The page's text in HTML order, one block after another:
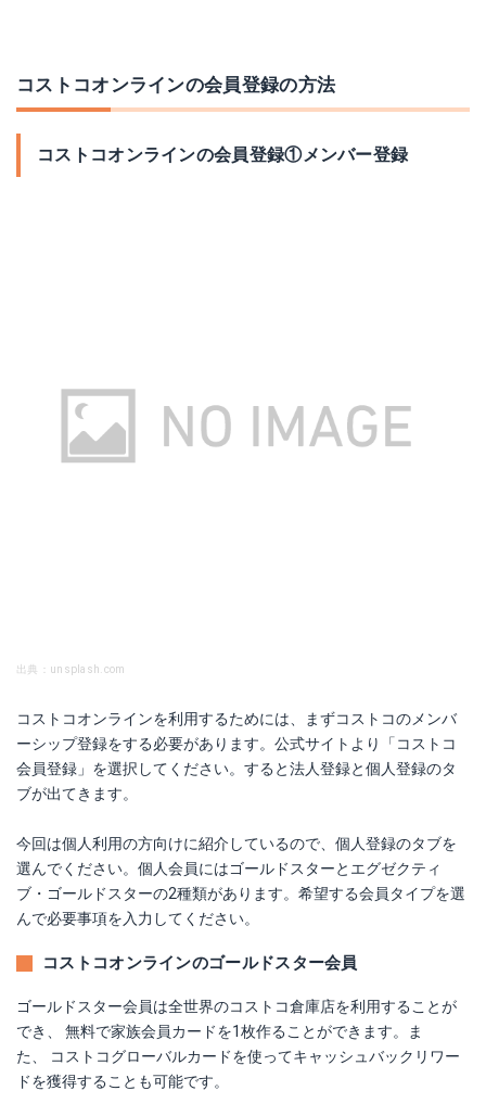
コストコオンラインの会員登録の方法
コストコオンラインの会員登録①メンバー登録
出典：unsplash.com
コストコオンラインを利用するためには、まずコストコのメンバ
ーシップ登録をする必要があります。公式サイトより「コストコ
会員登録」を選択してください。すると法人登録と個人登録のタ
ブが出てきます。
今回は個人利用の方向けに紹介しているので、個人登録のタブを
選んでください。個人会員にはゴールドスターとエグゼクティ
ブ・ゴールドスターの2種類があります。希望する会員タイプを選
んで必要事項を入力してください。
コストコオンラインのゴールドスター会員
ゴールドスター会員は全世界のコストコ倉庫店を利用することが
でき、 無料で家族会員カードを1枚作ることができます。ま
た、 コストコグローバルカードを使ってキャッシュバックリワー
ドを獲得することも可能です。